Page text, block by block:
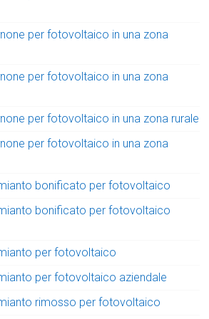
per fotovoltaico in una zona
per fotovoltaico in una zona
per fotovoltaico in una zona rurale
per fotovoltaico in una zona
bonificato per fotovoltaico
bonificato per fotovoltaico
per fotovoltaico
per fotovoltaico aziendale
rimosso per fotovoltaico